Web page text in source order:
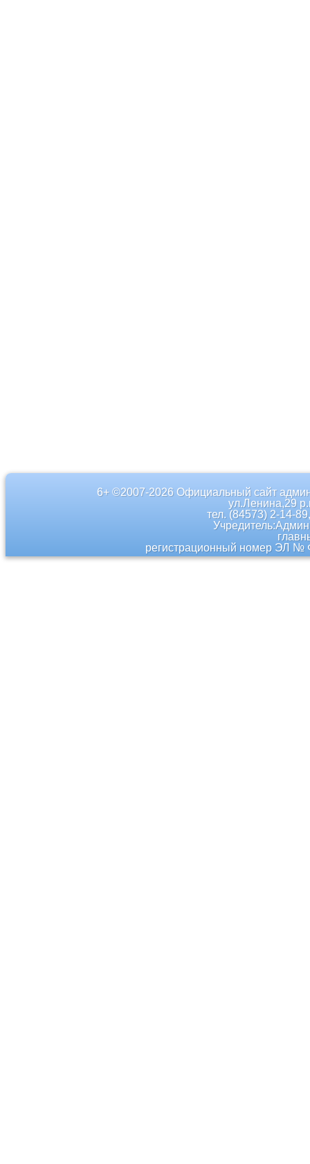
6+ ©2007-2026 Официальный сайт
ул.Ленина,29
тел. (84573) 2-14-
регистрационный номер ЭЛ №